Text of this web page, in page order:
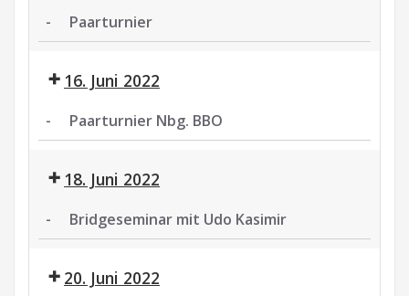
- Paarturnier
16. Juni 2022
- Paarturnier Nbg. BBO
Nbg.
BBO 18. Juni 2022
- Bridgeseminar mit Udo Kasimir
mit
Udo 20. Juni 2022